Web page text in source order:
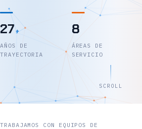
27+
AÑOS DE
TRAYECTORIA
8
ÁREAS DE
SERVICIO
SCROLL
TRABAJAMOS CON EQUIPOS DE